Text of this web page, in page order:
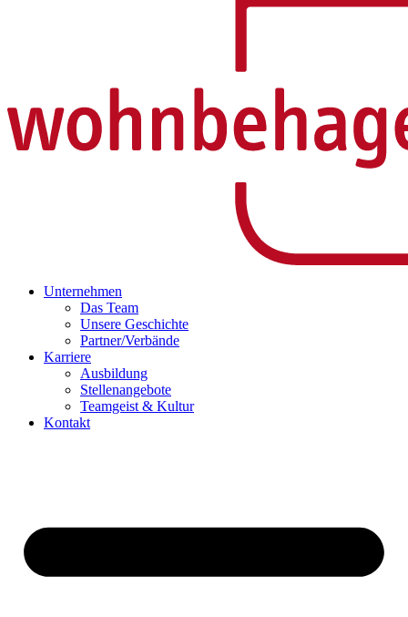
Unternehmen
Das Team
Unsere Geschichte
Partner/Verbände
Karriere
Ausbildung
Stellenangebote
Teamgeist & Kultur
Kontakt